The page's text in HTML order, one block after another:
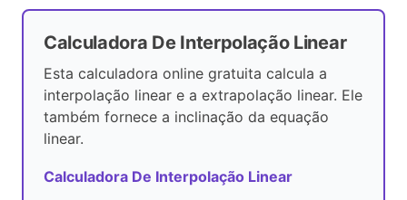
Calculadora De Interpolação Linear
Esta calculadora online gratuita calcula a
interpolação linear e a extrapolação linear. Ele
também fornece a inclinação da equação
linear.
Calculadora De Interpolação Linear